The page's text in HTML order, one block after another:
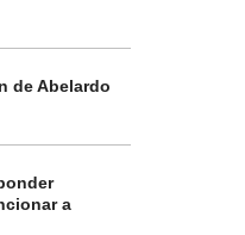
de Abelardo
a